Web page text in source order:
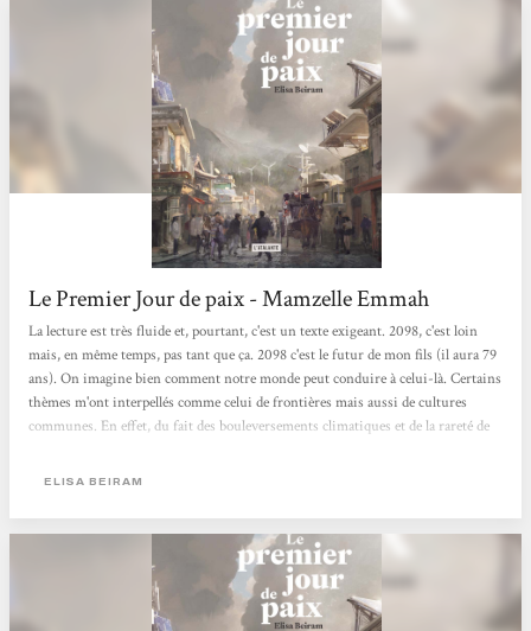
Le Premier Jour de paix - Mamzelle Emmah
La lecture est très fluide et, pourtant, c'est un texte exigeant. 2098, c'est loin
mais, en même temps, pas tant que ça. 2098 c'est le futur de mon fils (il aura 79
ans). On imagine bien comment notre monde peut conduire à celui-là. Certains
thèmes m'ont interpellés comme celui de frontières mais aussi de cultures
communes. En effet, du fait des bouleversements climatiques et de la rareté de
à un mélange des cultures. D'autres ont choisi de rester mais est-ce une bonne
ELISA BEIRAM